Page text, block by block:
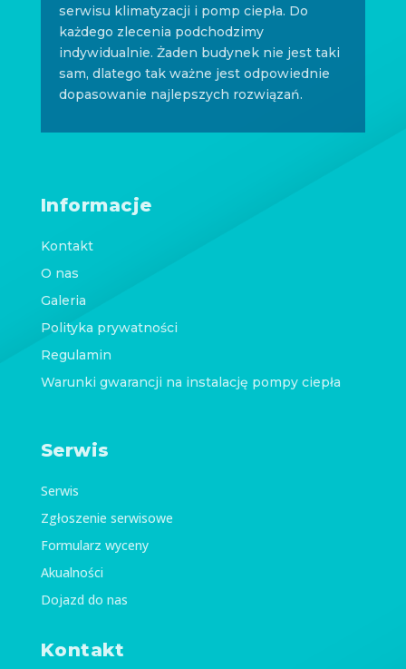
serwisu klimatyzacji i pomp ciepła. Do
każdego zlecenia podchodzimy
indywidualnie. Żaden budynek nie jest taki
sam, dlatego tak ważne jest odpowiednie
dopasowanie najlepszych rozwiązań.
Informacje
Kontakt
O nas
Galeria
Polityka prywatności
Regulamin
Warunki gwarancji na instalację pompy ciepła
Serwis
Serwis
Zgłoszenie serwisowe
Formularz wyceny
Akualności
Dojazd do nas
Kontakt